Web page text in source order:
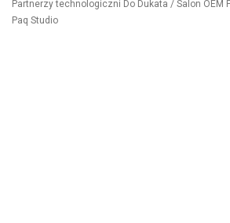
Partnerzy technologiczni Do Dukata / Salon OEM
Paq Studio